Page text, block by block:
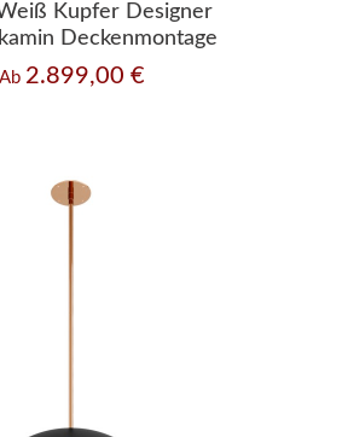
Kupfer Designer
Deckenmontage
Regulärer Preis:
Ab 2.899,00 €